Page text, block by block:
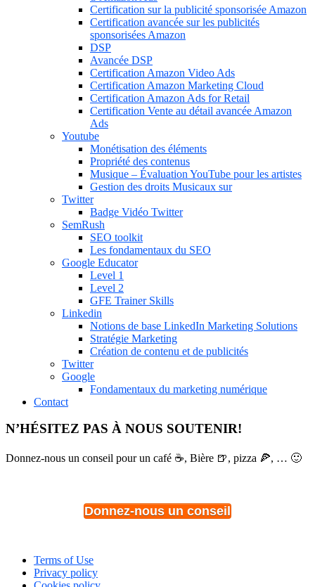
Certification sur la publicité sponsorisée Amazon
Certification avancée sur les publicités
sponsorisées Amazon
DSP
Avancée DSP
Certification Amazon Video Ads
Certification Amazon Marketing Cloud
Certification Amazon Ads for Retail
Certification Vente au détail avancée Amazon
Ads
Youtube
Monétisation des éléments
Propriété des contenus
Musique – Évaluation YouTube pour les artistes
Gestion des droits Musicaux sur
Twitter
Badge Vidéo Twitter
SemRush
SEO toolkit
Les fondamentaux du SEO
Google Educator
Level 1
Level 2
GFE Trainer Skills
Linkedin
Notions de base LinkedIn Marketing Solutions
Stratégie Marketing
Création de contenu et de publicités
Twitter
Google
Fondamentaux du marketing numérique
Contact
N’HÉSITEZ PAS À NOUS SOUTENIR!
Donnez-nous un conseil pour un café ☕, Bière 🍺, pizza 🍕, … 🙂
Donnez-nous un conseil
Terms of Use
Privacy policy